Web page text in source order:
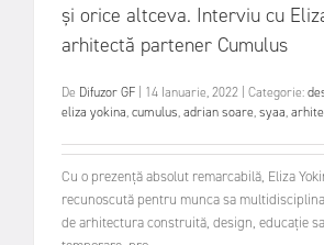
și orice altceva. Interviu cu
arhitectă partener Cumulus
De Difuzor GF | 14 Ianuarie, 2022 | Categorie:
eliza yokina,cumulus,adrian soare,syaa,
Cu o prezență absolut remarcabilă, Eliza
recunoscută pentru munca sa
de arhitectura construită, design, educație